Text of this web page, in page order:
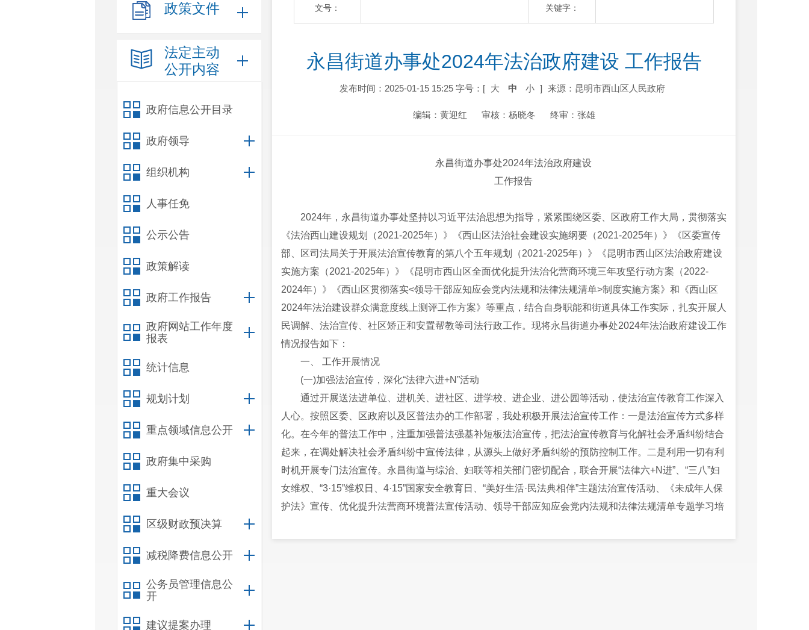
政策文件
法定主动
公开内容
政府信息公开目录
政府领导
组织机构
人事任免
公示公告
政策解读
政府工作报告
政府网站工作年度
报表
统计信息
规划计划
重点领域信息公开
政府集中采购
重大会议
区级财政预决算
减税降费信息公开
公务员管理信息公
开
建议提案办理
文号： 关键字：
永昌街道办事处2024年法治政府建设 工作报告
发布时间：2025-01-15 15:25 字号：[ 大 中 小 ] 来源：昆明市西山区人民政府
编辑：黄迎红 审核：杨晓冬 终审：张雄
永昌街道办事处2024年法治政府建设
工作报告
2024年，永昌街道办事处坚持以习近平法治思想为指导，紧紧围绕区委、区政府工作大局，贯彻落实
《法治西山建设规划（2021-2025年）》《西山区法治社会建设实施纲要（2021-2025年）》《区委宣传
部、区司法局关于开展法治宣传教育的第八个五年规划（2021-2025年）》《昆明市西山区法治政府建设
实施方案（2021-2025年）》《昆明市西山区全面优化提升法治化营商环境三年攻坚行动方案（2022-
2024年）》《西山区贯彻落实<领导干部应知应会党内法规和法律法规清单>制度实施方案》和《西山区
2024年法治建设群众满意度线上测评工作方案》等重点，结合自身职能和街道具体工作实际，扎实开展人
民调解、法治宣传、社区矫正和安置帮教等司法行政工作。现将永昌街道办事处2024年法治政府建设工作
情况报告如下：
一、 工作开展情况
(一)加强法治宣传，深化“法律六进+N”活动
通过开展送法进单位、进机关、进社区、进学校、进企业、进公园等活动，使法治宣传教育工作深入
人心。按照区委、区政府以及区普法办的工作部署，我处积极开展法治宣传工作：一是法治宣传方式多样
化。在今年的普法工作中，注重加强普法强基补短板法治宣传，把法治宣传教育与化解社会矛盾纠纷结合
起来，在调处解决社会矛盾纠纷中宣传法律，从源头上做好矛盾纠纷的预防控制工作。二是利用一切有利
时机开展专门法治宣传。永昌街道与综治、妇联等相关部门密切配合，联合开展“法律六+N进”、“三八”妇
女维权、“3·15”维权日、4·15”国家安全教育日、“美好生活·民法典相伴”主题法治宣传活动、《未成年人保
护法》宣传、优化提升法营商环境普法宣传活动、领导干部应知应会党内法规和法律法规清单专题学习培
宣传教育活动共计21场次，参加活动人员达3200余人次，发放普法宣传资料4000多份(册)，受教育群众达